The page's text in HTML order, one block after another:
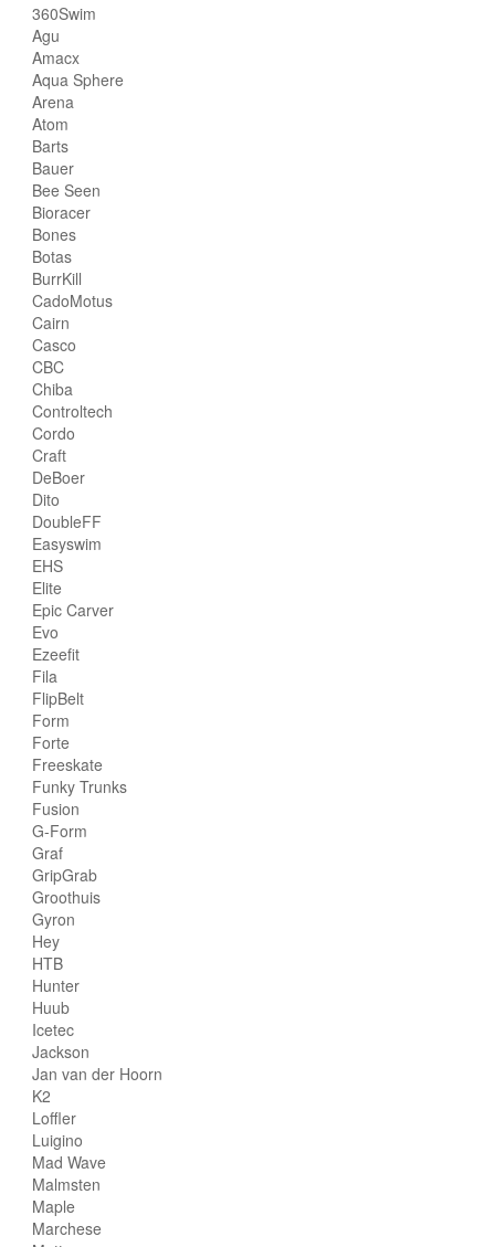
360Swim
Agu
Amacx
Aqua Sphere
Arena
Atom
Barts
Bauer
Bee Seen
Bioracer
Bones
Botas
BurrKill
CadoMotus
Cairn
Casco
CBC
Chiba
Controltech
Cordo
Craft
DeBoer
Dito
DoubleFF
Easyswim
EHS
Elite
Epic Carver
Evo
Ezeefit
Fila
FlipBelt
Form
Forte
Freeskate
Funky Trunks
Fusion
G-Form
Graf
GripGrab
Groothuis
Gyron
Hey
HTB
Hunter
Huub
Icetec
Jackson
Jan van der Hoorn
K2
Loffler
Luigino
Mad Wave
Malmsten
Maple
Marchese